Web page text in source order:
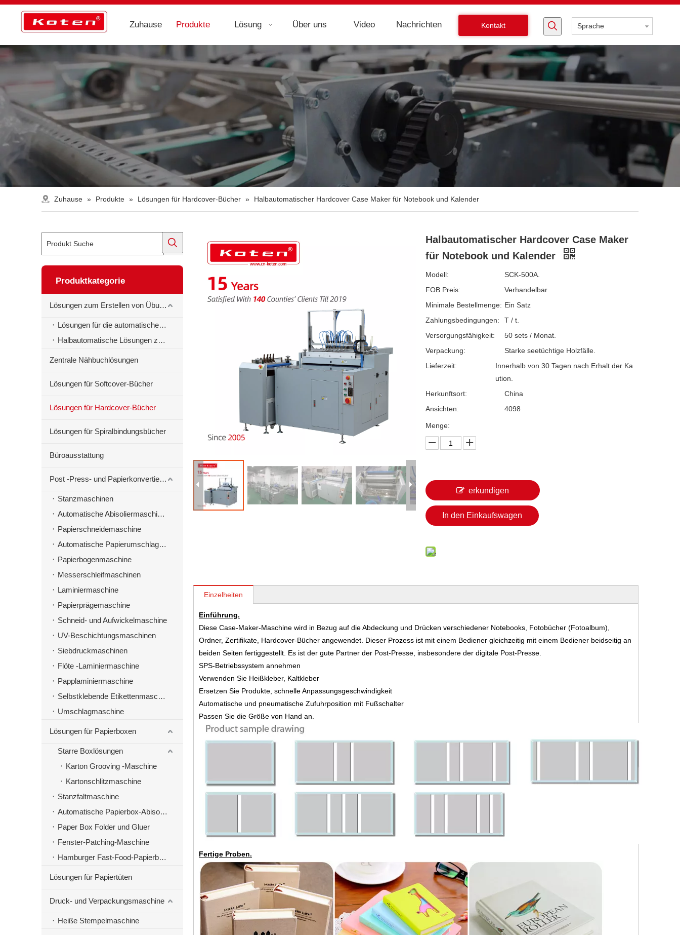
Zuhause Produkte Lösung Über uns Video Nachrichten Kontakt Sprache
Zuhause » Produkte » Lösungen für Hardcover-Bücher » Halbautomatischer Hardcover Case Maker für Notebook und Kalender
Produktkategorie
Lösungen zum Erstellen von Übungsbüchern
Lösungen für die automatische Erstellung von Schulheften
Halbautomatische Lösungen zur Erstellung von Schulheften
Zentrale Nähbuchlösungen
Lösungen für Softcover-Bücher
Lösungen für Hardcover-Bücher
Lösungen für Spiralbindungsbücher
Büroausstattung
Post -Press- und Papierkonvertierungsmaschinen
Stanzmaschinen
Automatische Abisoliermaschine zum Stanzen von Material
Papierschneidemaschine
Automatische Papierumschlagmaschine
Papierbogenmaschine
Messerschleifmaschinen
Laminiermaschine
Papierprägemaschine
Schneid- und Aufwickelmaschine
UV-Beschichtungsmaschinen
Siebdruckmaschinen
Flöte -Laminiermaschine
Papplaminiermaschine
Selbstklebende Etikettenmaschinen
Umschlagmaschine
Lösungen für Papierboxen
Starre Boxlösungen
Karton Grooving -Maschine
Kartonschlitzmaschine
Stanzfaltmaschine
Automatische Papierbox-Abisoliermaschine
Paper Box Folder und Gluer
Fenster-Patching-Maschine
Hamburger Fast-Food-Papierbox-Herstellungsmaschine
Lösungen für Papiertüten
Druck- und Verpackungsmaschine
Heiße Stempelmaschine
Halbautomatischer Hardcover Case Maker
für Notebook und Kalender
Modell:
SCK-500A.
FOB Preis:
Verhandelbar
Minimale Bestellmenge: Ein Satz
Zahlungsbedingungen:
T / t.
Versorgungsfähigkeit:
50 sets / Monat.
Verpackung:
Starke seetüchtige Holzfälle.
Lieferzeit:
Innerhalb von 30 Tagen nach Erhalt der Ka
ution.
Herkunftsort:
China
Ansichten:
4098
Menge:
erkundigen
In den Einkaufswagen
Einzelheiten
Einführung.
Diese Case-Maker-Maschine wird in Bezug auf die Abdeckung und Drücken verschiedener Notebooks, Fotobücher (Fotoalbum),
Ordner, Zertifikate, Hardcover-Bücher angewendet. Dieser Prozess ist mit einem Bediener gleichzeitig mit einem Bediener beidseitig an
beiden Seiten fertiggestellt. Es ist der gute Partner der Post-Presse, insbesondere der digitale Post-Presse.
SPS-Betriebssystem annehmen
Verwenden Sie Heißkleber, Kaltkleber
Ersetzen Sie Produkte, schnelle Anpassungsgeschwindigkeit
Automatische und pneumatische Zufuhrposition mit Fußschalter
Passen Sie die Größe von Hand an.
Fertige Proben.